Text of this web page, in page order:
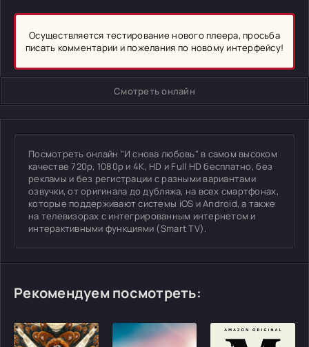
Осуществляется тестирование нового плеера, просьба
писать комментарии и пожелания по новому интерфейсу!
Смотреть онлайн
Посмотреть онлайн "И снова любовь" в самом высоком
качестве 720p, 1080p и 4K, HD и Full HD бесплатно, без
рекламы и без регистрации с разными вариантами
озвучки, от оригинала до дубляжа, на всех смартфонах,
которые поддерживают системы iOS и Android, а также
на телевизорах с интегрированным интернетом и
интерактивными функциями (Smart TV).
Рекомендуем посмотреть: